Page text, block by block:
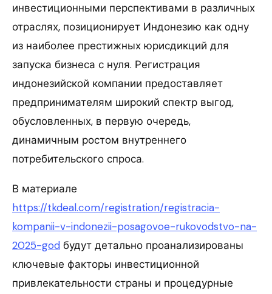
инвестиционными перспективами в различных
отраслях, позиционирует Индонезию как одну
из наиболее престижных юрисдикций для
запуска бизнеса с нуля. Регистрация
индонезийской компании предоставляет
предпринимателям широкий спектр выгод,
обусловленных, в первую очередь,
динамичным ростом внутреннего
потребительского спроса.
В материале
https://tkdeal.com/registration/registracia-
kompanii-v-indonezii-posagovoe-rukovodstvo-na-
2025-god будут детально проанализированы
ключевые факторы инвестиционной
привлекательности страны и процедурные